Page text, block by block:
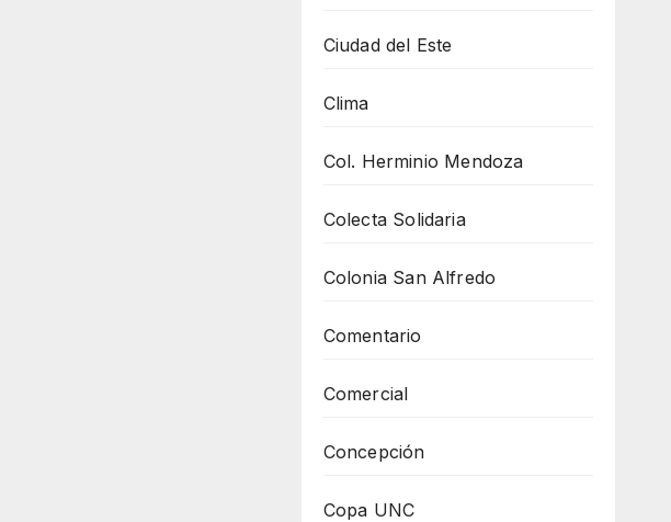
Ciudad del Este
Clima
Col. Herminio Mendoza
Colecta Solidaria
Colonia San Alfredo
Comentario
Comercial
Concepción
Copa UNC